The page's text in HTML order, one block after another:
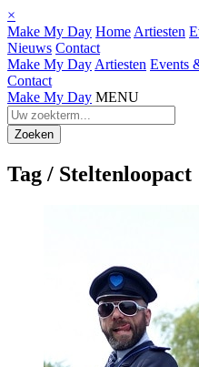
×
Make My Day Home Artiesten
Nieuws Contact
Make My Day Artiesten Events
Contact
Make My Day MENU
Tag / Steltenloopact